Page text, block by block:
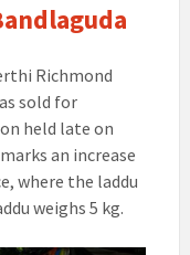
Richmond
sold for
held late on
an increase
where the laddu
weighs 5 kg.